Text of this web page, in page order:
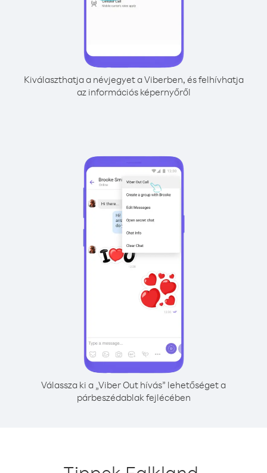
Kiválaszthatja a névjegyet a Viberben, és felhívhatja
az információs képernyőről
Válassza ki a „Viber Out hívás” lehetőséget a
párbeszédablak fejlécében